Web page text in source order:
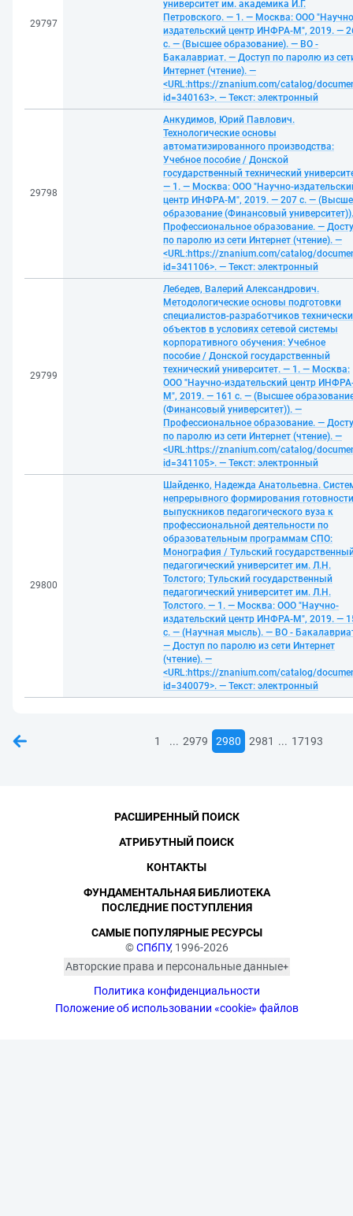
29797
университет им. академика И.Г.
Петровского. — 1. — Москва: ООО
издательский центр ИНФРА-М", 2019. —
с. — (Высшее образование). — ВО -
Бакалавриат. — Доступ по паролю из
Интернет (чтение). —
<URL:https://znanium.com/catalog/
id=340163>. — Текст: электронный
29798
Анкудимов, Юрий Павлович.
Технологические основы
автоматизированного производства:
Учебное пособие / Донской
государственный технический
— 1. — Москва: ООО "Научно-
центр ИНФРА-М", 2019. — 207 с. —
образование (Финансовый
Профессиональное образование. —
по паролю из сети Интернет (чтение). —
<URL:https://znanium.com/catalog/
id=341106>. — Текст: электронный
29799
Лебедев, Валерий Александрович.
Методологические основы подготовки
специалистов-разработчиков
объектов в условиях сетевой системы
корпоративного обучения: Учебное
пособие / Донской государственный
технический университет. — 1. — Москва:
ООО "Научно-издательский центр
М", 2019. — 161 с. — (Высшее
(Финансовый университет)). —
Профессиональное образование. —
по паролю из сети Интернет (чтение). —
<URL:https://znanium.com/catalog/
id=341105>. — Текст: электронный
29800
Шайденко, Надежда Анатольевна.
непрерывного формирования готовности
выпускников педагогического вуза к
профессиональной деятельности по
образовательным программам СПО:
Монография / Тульский
педагогический университет им. Л.Н.
Толстого; Тульский государственный
педагогический университет им. Л.Н.
Толстого. — 1. — Москва: ООО "Научно-
издательский центр ИНФРА-М", 2019. —
с. — (Научная мысль). — ВО -
— Доступ по паролю из сети Интернет
(чтение). —
<URL:https://znanium.com/catalog/
id=340079>. — Текст: электронный
1 ... 2979 2980 2981 ... 17193
©СПбПУ, 1996-2026
Авторские права и персональные данные
изображённых лиц в соответствии
с требованиями законодательства
Политика конфиденциальности
Положение об использовании «cookie» файлов
РАСШИРЕННЫЙ ПОИСК
АТРИБУТНЫЙ ПОИСК
КОНТАКТЫ
ФУНДАМЕНТАЛЬНАЯ БИБЛИОТЕКА
ПОСЛЕДНИЕ ПОСТУПЛЕНИЯ
САМЫЕ ПОПУЛЯРНЫЕ РЕСУРСЫ